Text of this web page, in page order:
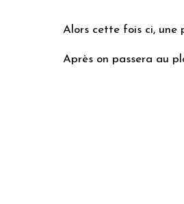
Alors cette fois ci, une
Après on passera au